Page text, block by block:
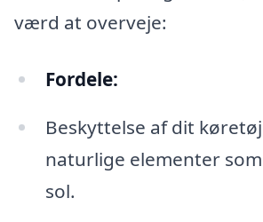
værd at overveje:
Fordele:
Beskyttelse af dit
naturlige elementer
sol.